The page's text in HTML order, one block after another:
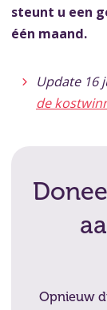
steunt u een
één maand.
Update 16
de
Opnieuw